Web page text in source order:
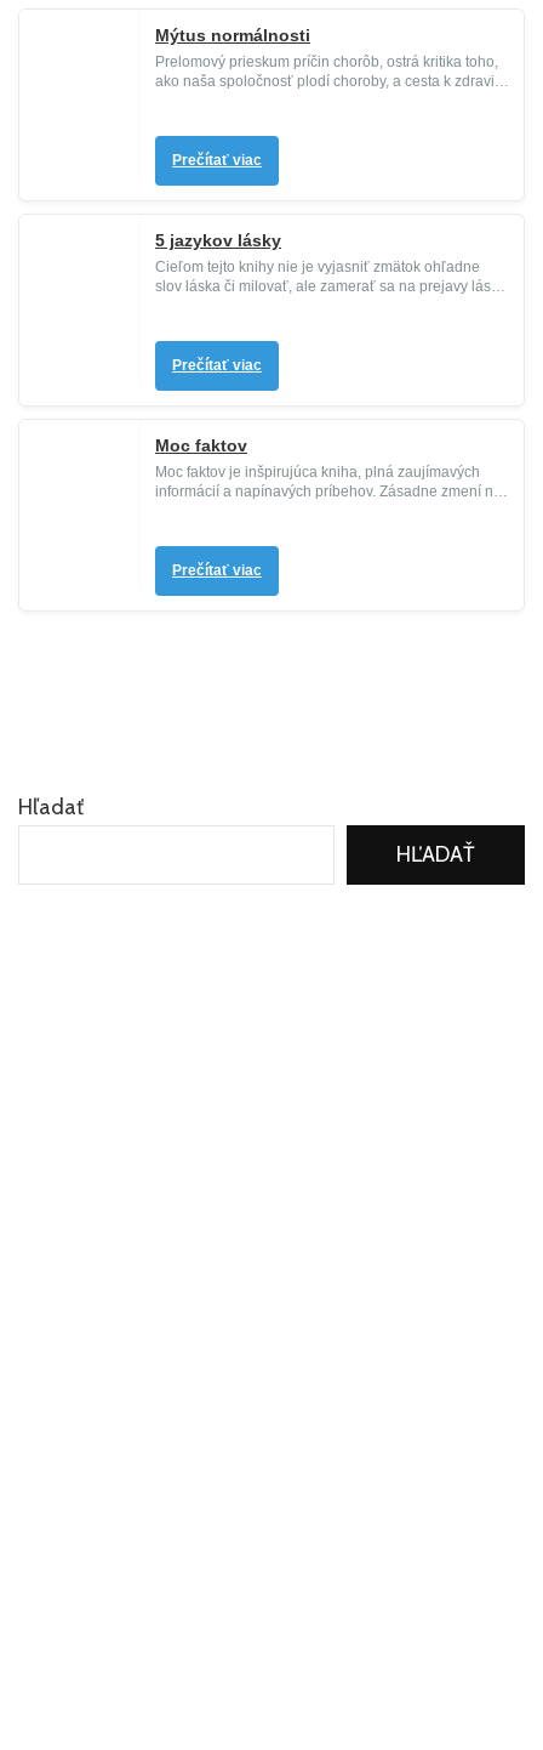
Mýtus normálnosti
Prelomový prieskum príčin chorôb, ostrá kritika toho,
ako naša spoločnosť plodí choroby, a cesta k zdraviu
Prečítať viac
5 jazykov lásky
Cieľom tejto knihy nie je vyjasniť zmätok ohľadne
slov láska či milovať, ale zamerať sa na prejavy lásky,
Prečítať viac
Moc faktov
Moc faktov je inšpirujúca kniha, plná zaujímavých
informácií a napínavých príbehov. Zásadne zmení náš
Prečítať viac
Hľadať
HĽADAŤ